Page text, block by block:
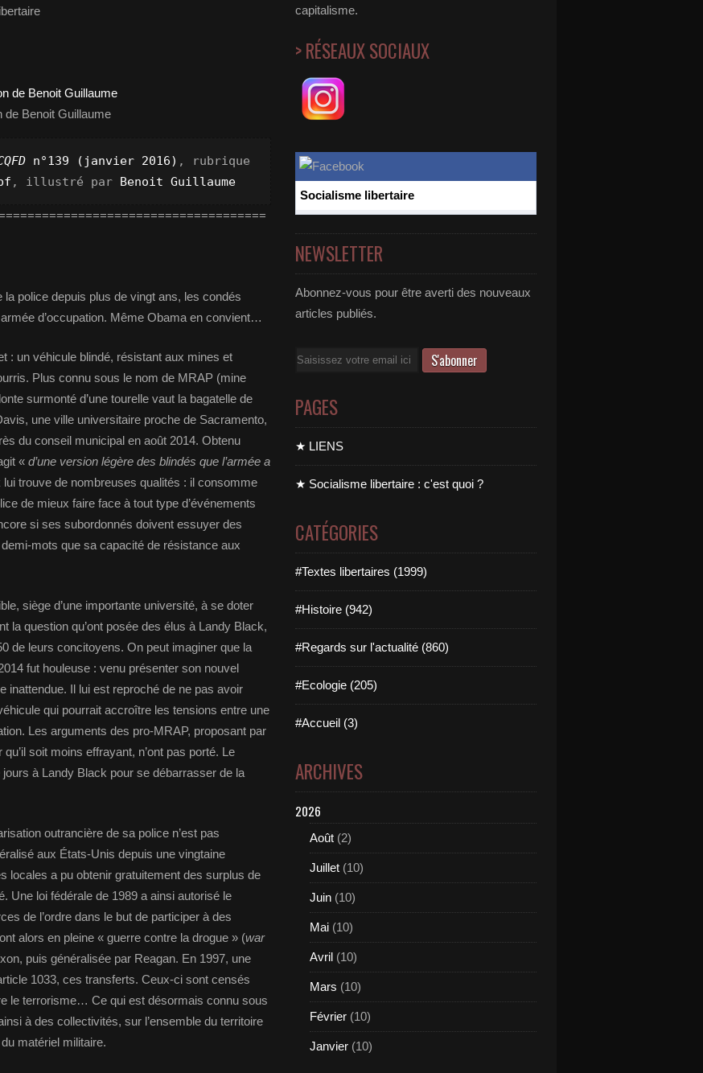
de Benoit Guillaume
n°139 (janvier 2016)
, illustré par Benoit Guillaume
la police depuis plus de vingt ans, les condés
d’occupation. Même Obama en convient…
: un véhicule blindé, résistant aux mines et
Plus connu sous le nom de MRAP (mine
surmonté d’une tourelle vaut la bagatelle de
une ville universitaire proche de Sacramento,
du conseil municipal en août 2014. Obtenu
« d’une version légère des blindés que l’armée a
trouve de nombreuses qualités : il consomme
de mieux faire face à tout type d’événements
si ses subordonnés doivent essuyer des
mots que sa capacité de résistance aux
siège d’une importante université, à se doter
la question qu’ont posée des élus à Landy Black,
de leurs concitoyens. On peut imaginer que la
fut houleuse : venu présenter son nouvel
inattendue. Il lui est reproché de ne pas avoir
qui pourrait accroître les tensions entre une
Les arguments des pro-MRAP, proposant par
soit moins effrayant, n’ont pas porté. Le
à Landy Black pour se débarrasser de la
outrancière de sa police n’est pas
aux États-Unis depuis une vingtaine
locales a pu obtenir gratuitement des surplus de
Une loi fédérale de 1989 a ainsi autorisé le
de l’ordre dans le but de participer à des
alors en pleine « guerre contre la drogue » (war
puis généralisée par Reagan. En 1997, une
1033, ces transferts. Ceux-ci sont censés
le terrorisme… Ce qui est désormais connu sous
à des collectivités, sur l’ensemble du territoire
matériel militaire.
capitalisme.
> RÉSEAUX SOCIAUX
Socialisme libertaire
NEWSLETTER
Abonnez-vous pour être averti des nouveaux
articles publiés.
Email
PAGES
★ LIENS
★ Socialisme libertaire : c'est quoi ?
CATÉGORIES
#Textes libertaires (1999)
#Histoire (942)
#Regards sur l'actualité (860)
#Ecologie (205)
#Accueil (3)
ARCHIVES
2026
Août (2)
Juillet (10)
Juin (10)
Mai (10)
Avril (10)
Mars (10)
Février (10)
Janvier (10)